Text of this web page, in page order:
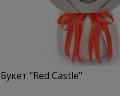
Букет "Red Castle"